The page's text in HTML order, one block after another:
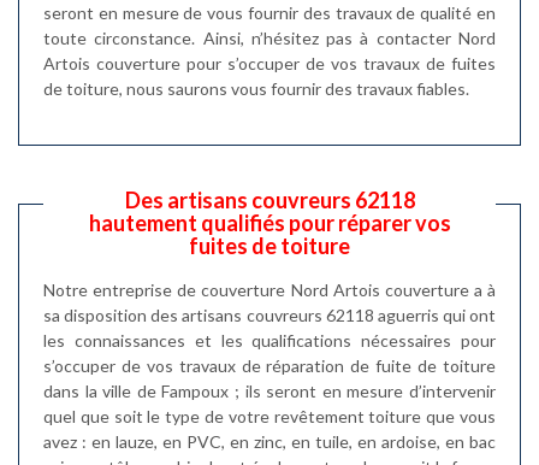
seront en mesure de vous fournir des travaux de qualité en
toute circonstance. Ainsi, n’hésitez pas à contacter Nord
Artois couverture pour s’occuper de vos travaux de fuites
de toiture, nous saurons vous fournir des travaux fiables.
Des artisans couvreurs 62118
hautement qualifiés pour réparer vos
fuites de toiture
Notre entreprise de couverture Nord Artois couverture a à
sa disposition des artisans couvreurs 62118 aguerris qui ont
les connaissances et les qualifications nécessaires pour
s’occuper de vos travaux de réparation de fuite de toiture
dans la ville de Fampoux ; ils seront en mesure d’intervenir
quel que soit le type de votre revêtement toiture que vous
avez : en lauze, en PVC, en zinc, en tuile, en ardoise, en bac